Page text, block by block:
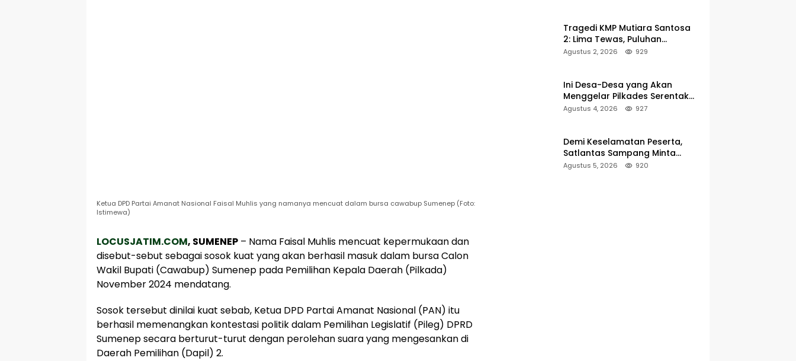
Ketua DPD Partai Amanat Nasional Faisal Muhlis yang namanya mencuat dalam bursa cawabup Sumenep (Foto:
Istimewa)
LOCUSJATIM.COM, SUMENEP – Nama Faisal Muhlis mencuat kepermukaan dan
disebut-sebut sebagai sosok kuat yang akan berhasil masuk dalam bursa Calon
Wakil Bupati (Cawabup) Sumenep pada Pemilihan Kepala Daerah (Pilkada)
November 2024 mendatang.
Sosok tersebut dinilai kuat sebab, Ketua DPD Partai Amanat Nasional (PAN) itu
berhasil memenangkan kontestasi politik dalam Pemilihan Legislatif (Pileg) DPRD
Sumenep secara berturut-turut dengan perolehan suara yang mengesankan di
Daerah Pemilihan (Dapil) 2.
Tragedi KMP Mutiara Santosa
2: Lima Tewas, Puluhan
Penumpang Masih Dalam
Agustus 2, 2026 929
Ini Desa-Desa yang Akan
Menggelar Pilkades Serentak
2027 di Kabupaten Sumenep
Agustus 4, 2026 927
Demi Keselamatan Peserta,
Satlantas Sampang Minta
Latihan Gerak Jalan Pindah ke
Agustus 5, 2026 920